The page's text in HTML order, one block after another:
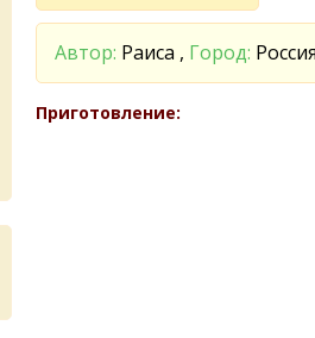
Автор: Раиса , Город:
Приготовление: